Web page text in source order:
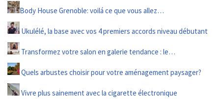
Body House Grenoble: voilá ce que vous allez…
Ukulélé, la base avec vos 4 premiers accords niveau débutant
Transformez votre salon en galerie tendance : le…
Quels arbustes choisir pour votre aménagement paysager?
Vivre plus sainement avec la cigarette électronique